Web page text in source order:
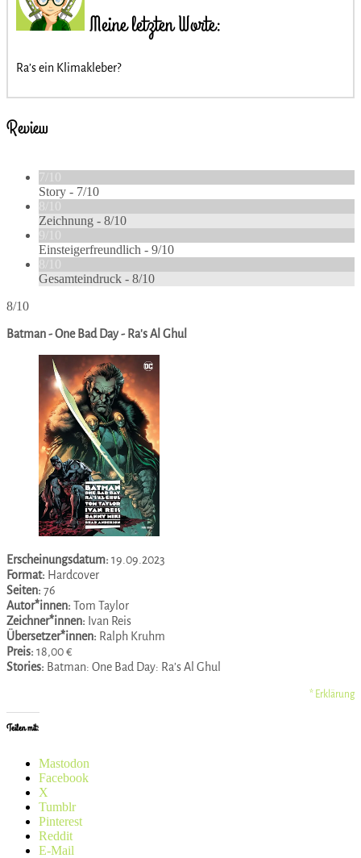
Meine letzten Worte:
Ra’s ein Klimakleber?
Review
7/10
Story - 7/10
8/10
Zeichnung - 8/10
9/10
Einsteigerfreundlich - 9/10
8/10
Gesamteindruck - 8/10
8/10
Batman - One Bad Day - Ra's Al Ghul
Erscheinungsdatum: 19.09.2023
Format: Hardcover
Seiten: 76
Autor*innen: Tom Taylor
Zeichner*innen: Ivan Reis
Übersetzer*innen: Ralph Kruhm
Preis: 18,00 €
Stories: Batman: One Bad Day: Ra’s Al Ghul
* Erklärung
Teilen mit:
Mastodon
Facebook
X
Tumblr
Pinterest
Reddit
E-Mail